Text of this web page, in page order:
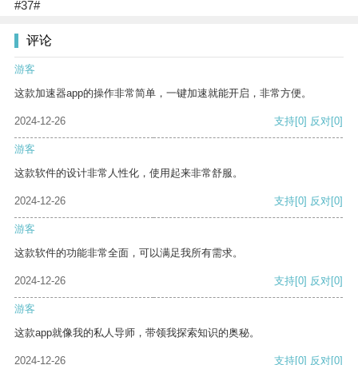
#37#
评论
游客
这款加速器app的操作非常简单，一键加速就能开启，非常方便。
2024-12-26 支持[0] 反对[0]
游客
这款软件的设计非常人性化，使用起来非常舒服。
2024-12-26 支持[0] 反对[0]
游客
这款软件的功能非常全面，可以满足我所有需求。
2024-12-26 支持[0] 反对[0]
游客
这款app就像我的私人导师，带领我探索知识的奥秘。
2024-12-26 支持[0] 反对[0]